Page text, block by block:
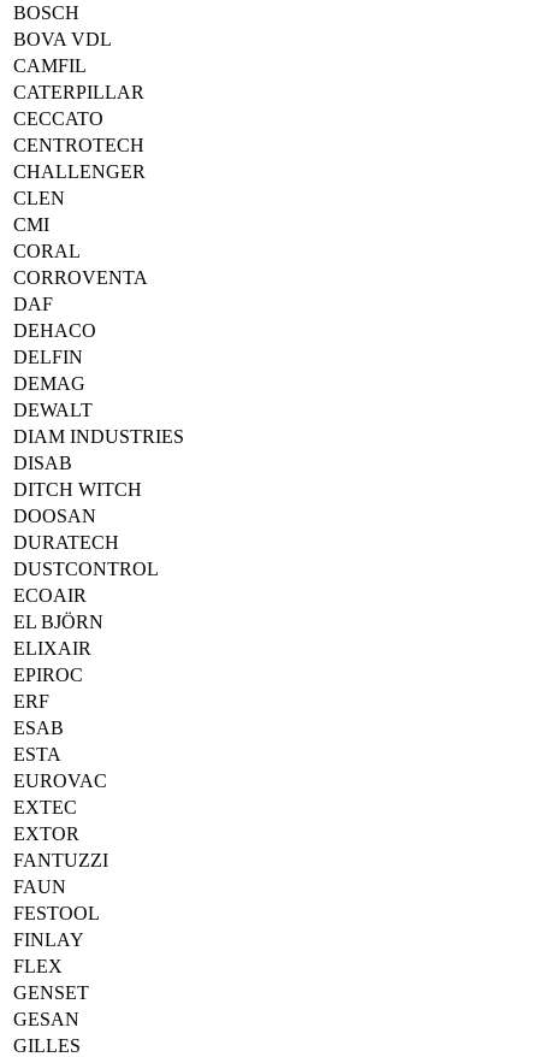
BOSCH
BOVA VDL
CAMFIL
CATERPILLAR
CECCATO
CENTROTECH
CHALLENGER
CLEN
CMI
CORAL
CORROVENTA
DAF
DEHACO
DELFIN
DEMAG
DEWALT
DIAM INDUSTRIES
DISAB
DITCH WITCH
DOOSAN
DURATECH
DUSTCONTROL
ECOAIR
EL BJÖRN
ELIXAIR
EPIROC
ERF
ESAB
ESTA
EUROVAC
EXTEC
EXTOR
FANTUZZI
FAUN
FESTOOL
FINLAY
FLEX
GENSET
GESAN
GILLES